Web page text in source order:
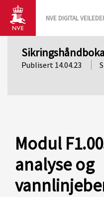
NVE DIGITAL
Sikringshåndboka
Publisert 14.04.23
Modul
analyse og